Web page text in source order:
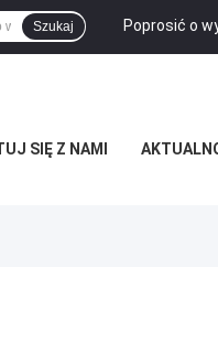
Poprosić o
Szukaj
SIĘ Z NAMI